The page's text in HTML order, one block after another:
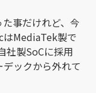
事だけれど、今
はMediaTek製で
社製SoCに採用
ックから外れて